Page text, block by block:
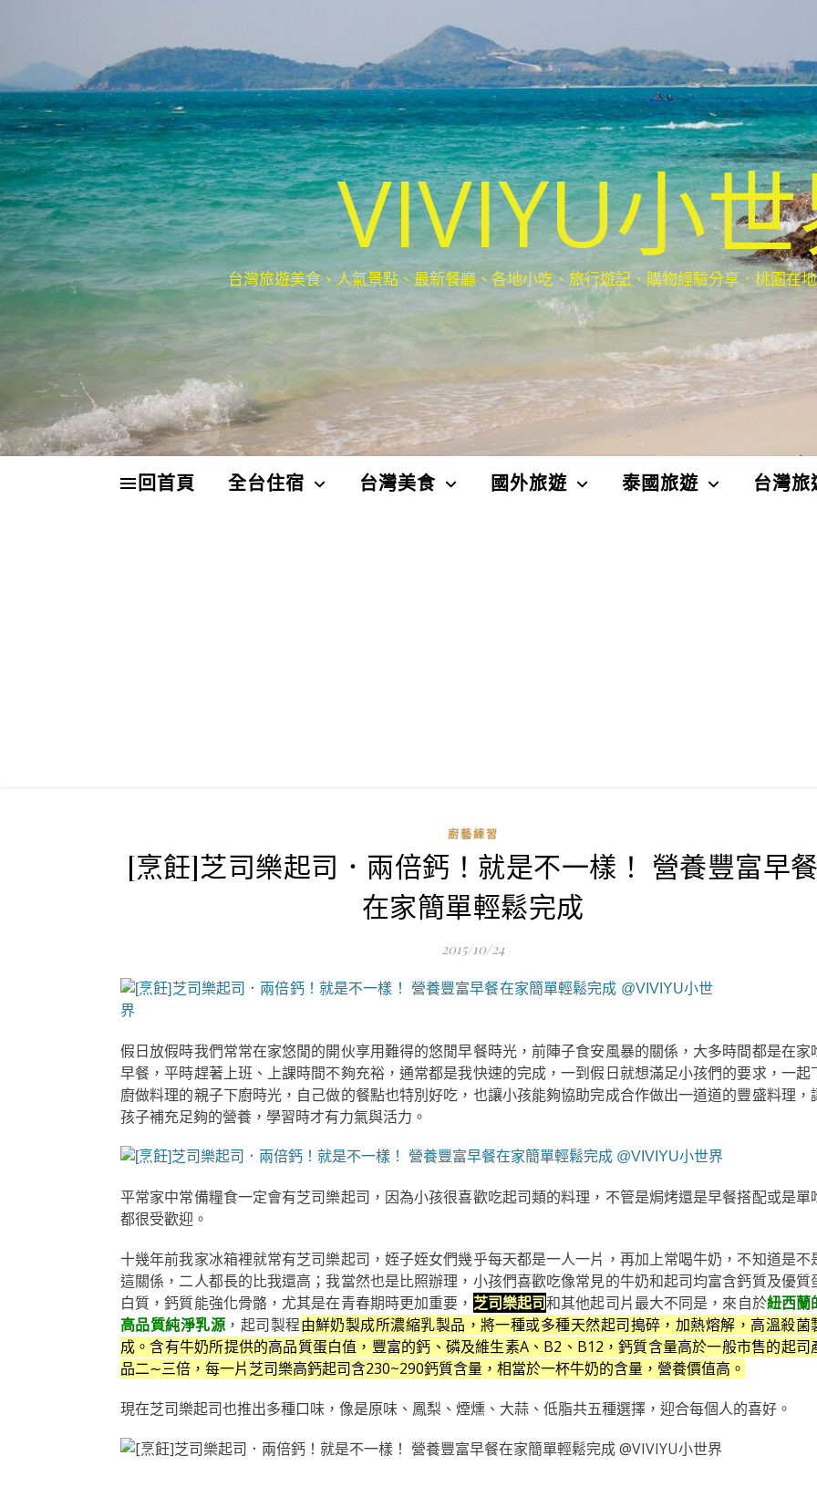
VIVIYU小
台灣旅遊美食、人氣景點、最新餐廳、各地小吃、旅行遊記、購物經驗分享．桃園在
回首頁 全台住宿 台灣美食 國外旅遊 泰國旅遊 台灣旅
廚藝練習
[烹飪]芝司樂起司．兩倍鈣！就是不一樣！ 營養豐富早餐
在家簡單輕鬆完成
2015/10/24
假日放假時我們常常在家悠閒的開伙享用難得的悠閒早餐時光，前陣子食安風暴的關係，大多時間都是在家
早餐，平時趕著上班、上課時間不夠充裕，通常都是我快速的完成，一到假日就想滿足小孩們的要求，一起
廚做料理的親子下廚時光，自己做的餐點也特別好吃，也讓小孩能夠協助完成合作做出一道道的豐盛料理，
孩子補充足夠的營養，學習時才有力氣與活力。
平常家中常備糧食一定會有芝司樂起司，因為小孩很喜歡吃起司類的料理，不管是焗烤還是早餐搭配或是單
都很受歡迎。
十幾年前我家冰箱裡就常有芝司樂起司，姪子姪女們幾乎每天都是一人一片，再加上常喝牛奶，不知道是不
這關係，二人都長的比我還高；我當然也是比照辦理，小孩們喜歡吃像常見的牛奶和起司均富含鈣質及優質
白質，鈣質能強化骨骼，尤其是在青春期時更加重要， 芝司樂起司和其他起司片最大不同是，來自於紐西蘭
高品質純淨乳源 ，起司製程由鮮奶製成所濃縮乳製品，將一種或多種天然起司搗碎，加熱熔解，高溫殺菌
成。含有牛奶所提供的高品質蛋白值，豐富的鈣、磷及維生素A、B2、B12，鈣質含量高於一般市售的起司
品二∼三倍，每一片芝司樂高鈣起司含230~290鈣質含量，相當於一杯牛奶的含量，營養價值高。
現在芝司樂起司也推出多種口味，像是原味、鳳梨、煙燻、大蒜、低脂共五種選擇，迎合每個人的喜好。